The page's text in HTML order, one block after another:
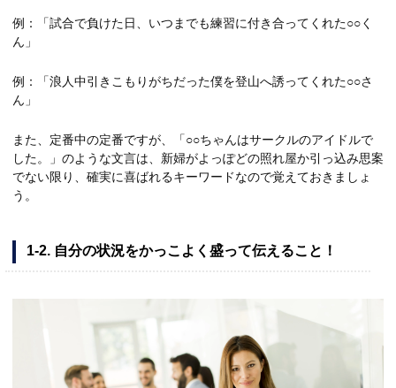
例：「試合で負けた日、いつまでも練習に付き合ってくれた○○く
ん」
例：「浪人中引きこもりがちだった僕を登山へ誘ってくれた○○さ
ん」
また、定番中の定番ですが、「○○ちゃんはサークルのアイドルで
した。」のような文言は、新婦がよっぽどの照れ屋か引っ込み思案
でない限り、確実に喜ばれるキーワードなので覚えておきましょ
う。
1-2. 自分の状況をかっこよく盛って伝えること！